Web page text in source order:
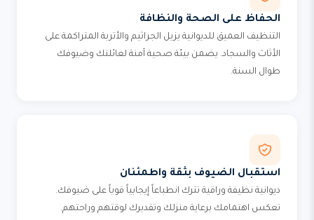
الحفاظ على الصحة والنظافة
التنظيف العميق للديوانية يزيل الجراثيم والأتربة المتراكمة على
الأثاث والسجاد. يضمن بيئة صحية آمنة لعائلتك وضيوفك
طوال السنة.
استقبال الضيوف بثقة واطمئنان
ديوانية نظيفة وراقية تترك انطباعاً إيجابياً قوياً على ضيوفك.
تعكس اهتمامك برعاية منزلك وتقديرك لوقتهم وراحتهم.